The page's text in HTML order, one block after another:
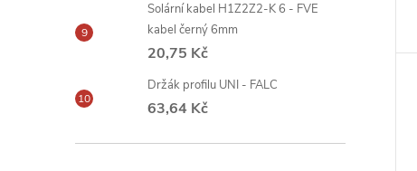
Solární kabel H1Z2Z2-K 6 - FVE
kabel černý 6mm
20,75 Kč
Držák profilu UNI - FALC
63,64 Kč